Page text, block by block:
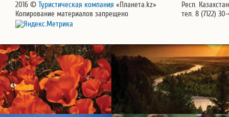
2016 © Туристическая компания «Планета.kz»
Копирование материалов запрещено
Респ.
тел. 8 (7122)